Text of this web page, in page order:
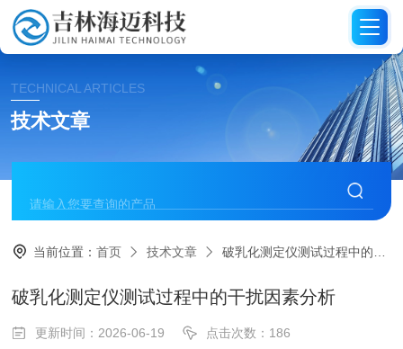
TECHNICAL ARTICLES
技术文章
当前位置：首页 技术文章 破乳化测定仪测试过程中的干扰因素分析
破乳化测定仪测试过程中的干扰因素分析
更新时间：2026-06-19 点击次数：186